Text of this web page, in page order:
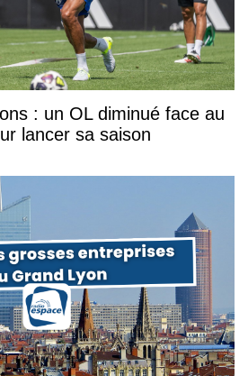
: un OL diminué face au
lancer sa saison